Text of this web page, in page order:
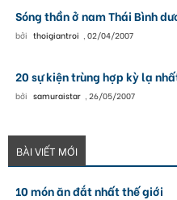
Sóng thần ở nam Thái Bình
bởi thoigiantroi , 02/04/2007
20 sự kiện trùng hợp kỳ lạ
bởi samuraistar , 26/05/2007
BÀI VIẾT MỚI
10 món ăn đắt nhất thế giới